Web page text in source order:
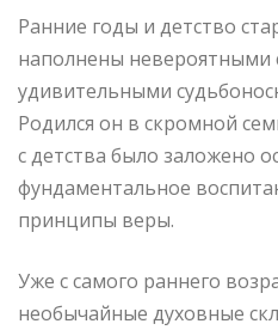
Ранние годы и детство
наполнены невероятными
удивительными
Родился он в скромной
с детства было заложено
фундаментальное
принципы веры.
Уже с самого раннего
необычайные духовные